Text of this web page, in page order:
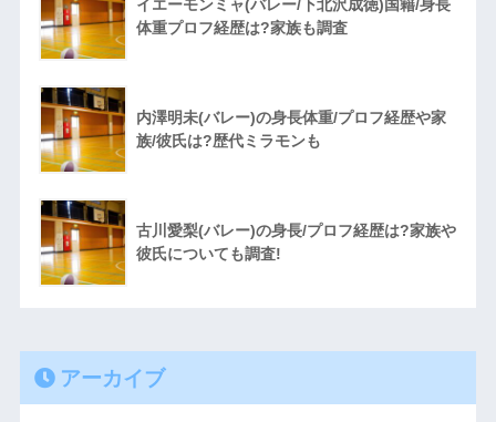
イエーモンミャ(バレー/下北沢成徳)国籍/身長
体重プロフ経歴は?家族も調査
内澤明未(バレー)の身長体重/プロフ経歴や家
族/彼氏は?歴代ミラモンも
古川愛梨(バレー)の身長/プロフ経歴は?家族や
彼氏についても調査!
アーカイブ